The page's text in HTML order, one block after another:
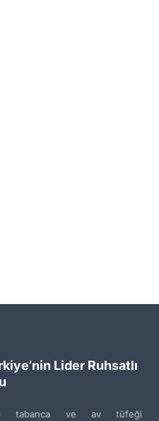
Lider Ruhsatlı
tabanca ve av tüfeği